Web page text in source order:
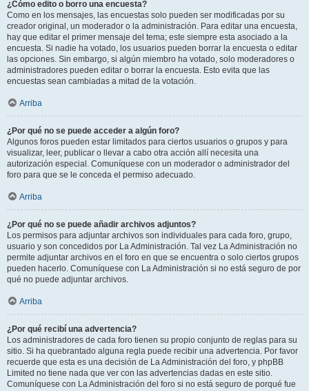
¿Cómo edito o borro una encuesta?
Como en los mensajes, las encuestas solo pueden ser modificadas por su
creador original, un moderador o la administración. Para editar una encuesta,
hay que editar el primer mensaje del tema; este siempre esta asociado a la
encuesta. Si nadie ha votado, los usuarios pueden borrar la encuesta o editar
las opciones. Sin embargo, si algún miembro ha votado, solo moderadores o
administradores pueden editar o borrar la encuesta. Esto evita que las
encuestas sean cambiadas a mitad de la votación.
Arriba
¿Por qué no se puede acceder a algún foro?
Algunos foros pueden estar limitados para ciertos usuarios o grupos y para
visualizar, leer, publicar o llevar a cabo otra acción allí necesita una
autorización especial. Comuníquese con un moderador o administrador del
foro para que se le conceda el permiso adecuado.
Arriba
¿Por qué no se puede añadir archivos adjuntos?
Los permisos para adjuntar archivos son individuales para cada foro, grupo,
usuario y son concedidos por La Administración. Tal vez La Administración no
permite adjuntar archivos en el foro en que se encuentra o solo ciertos grupos
pueden hacerlo. Comuníquese con La Administración si no está seguro de por
qué no puede adjuntar archivos.
Arriba
¿Por qué recibí una advertencia?
Los administradores de cada foro tienen su propio conjunto de reglas para su
sitio. Si ha quebrantado alguna regla puede recibir una advertencia. Por favor
recuerde que esta es una decisión de La Administración del foro, y phpBB
Limited no tiene nada que ver con las advertencias dadas en este sitio.
Comuníquese con La Administración del foro si no está seguro de porqué fue